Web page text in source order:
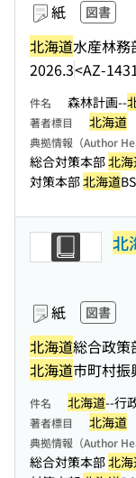
紙 図書
北海道水産林務
2026.3<AZ-
件名 森林計画--
著者標目 北海道
典拠情報（Author
総合対策本部北
対策本部北海道
北
紙 図書
北海道総合政策
北海道市町村振
件名 北海道--行
著者標目 北海道
典拠情報（Author
総合対策本部北